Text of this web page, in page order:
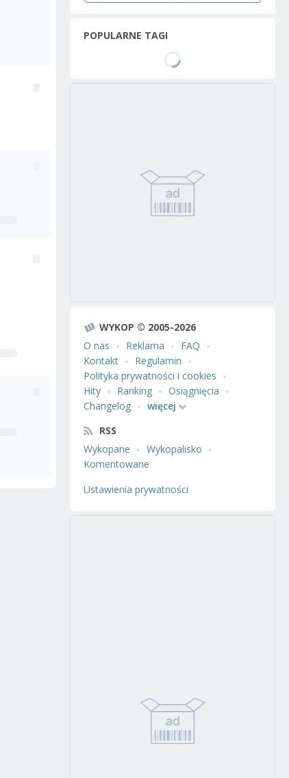
POPULARNE TAGI
WYKOP © 2005-2026
O nas
Reklama
FAQ
Kontakt
Regulamin
Polityka prywatności i cookies
Hity
Ranking
Osiągnięcia
Changelog
więcej
RSS
Wykopane
Wykopalisko
Komentowane
Ustawienia prywatności